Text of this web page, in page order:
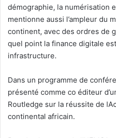
démographie, la numérisation
mentionne aussi l’ampleur du
continent, avec des ordres de
quel point la finance digitale
infrastructure.
Dans un programme de
présenté comme co éditeur
Routledge sur la réussite de
continental africain.